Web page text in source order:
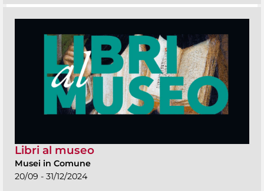
Libri al museo
Musei in Comune
20/09 - 31/12/2024